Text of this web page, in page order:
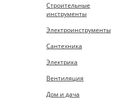
Строительные
инструменты
Электроинструменты
Сантехника
Электрика
Вентиляция
Дом и дача